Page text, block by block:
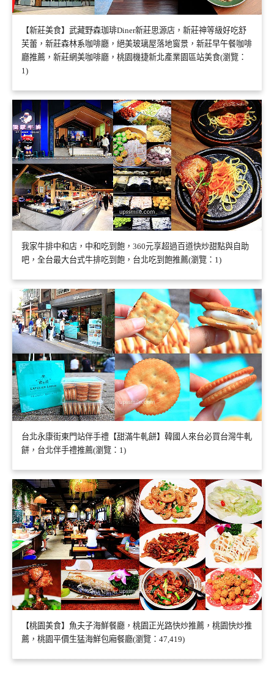
【新莊美食】武藏野森珈琲Diner新莊思源店，新莊神等級好吃舒
芙蕾，新莊森林系咖啡廳，絕美玻璃屋落地窗景，新莊早午餐咖啡
廳推薦，新莊網美咖啡廳，桃園機捷新北產業園區站美食(瀏覽：
1)
我家牛排中和店，中和吃到飽，360元享超過百道快炒甜點與自助
吧，全台最大台式牛排吃到飽，台北吃到飽推薦(瀏覽：1)
台北永康街東門站伴手禮【甜滿牛軋餅】韓國人來台必買台灣牛軋
餅，台北伴手禮推薦(瀏覽：1)
【桃園美食】魚夫子海鮮餐廳，桃園正光路快炒推薦，桃園快炒推
薦，桃園平價生猛海鮮包廂餐廳(瀏覽：47,419)